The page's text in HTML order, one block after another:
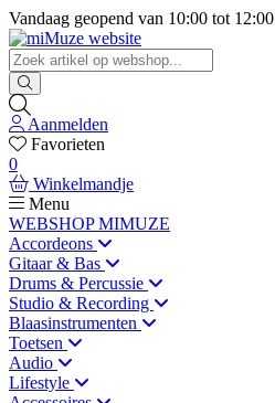
Vandaag geopend van 10:00 tot 12:00
Aanmelden
Favorieten
0
Winkelmandje
Menu
WEBSHOP MIMUZE
Accordeons
Gitaar & Bas
Drums & Percussie
Studio & Recording
Blaasinstrumenten
Toetsen
Audio
Lifestyle